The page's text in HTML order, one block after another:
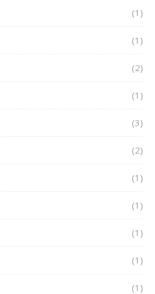
(1)
(1)
(2)
(1)
(3)
(2)
(1)
(1)
(1)
(1)
(1)